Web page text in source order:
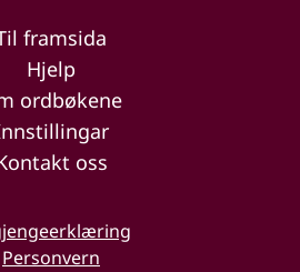
framsida
Hjelp
ordbøkene
oss
Personvern